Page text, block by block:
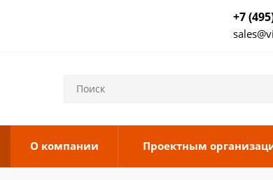
+7
О компании Проектным